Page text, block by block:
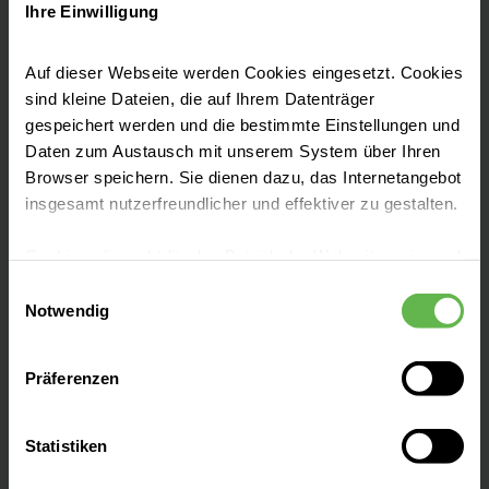
Ihre Einwilligung
Auf dieser Webseite werden Cookies eingesetzt. Cookies
sind kleine Dateien, die auf Ihrem Datenträger
gespeichert werden und die bestimmte Einstellungen und
Daten zum Austausch mit unserem System über Ihren
Browser speichern. Sie dienen dazu, das Internetangebot
insgesamt nutzerfreundlicher und effektiver zu gestalten.
eingesetzt werden.
Es steht Ihnen frei, unsere Seite mit nur den notwendigen
Cookies zu benutzen, eine individuelle Auswahl
oder durch Auswahl von „Alle Cookies akzeptieren“ in die
Notwendig
Präferenzen
Statistiken
Unternehmen an.
Fachbereiche
Patientenaufnahme